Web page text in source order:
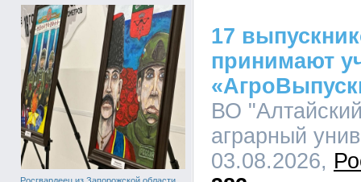
17
принимают
ВО
аграрный
03.08.2026,